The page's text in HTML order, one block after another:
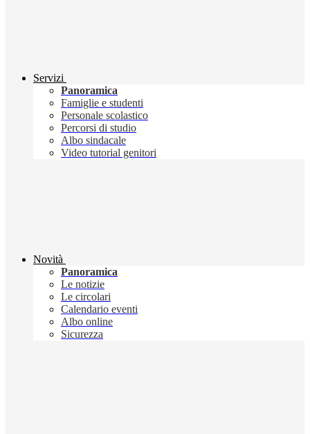
Servizi
Panoramica
Famiglie e studenti
Personale scolastico
Percorsi di studio
Albo sindacale
Video tutorial genitori
Novità
Panoramica
Le notizie
Le circolari
Calendario eventi
Albo online
Sicurezza